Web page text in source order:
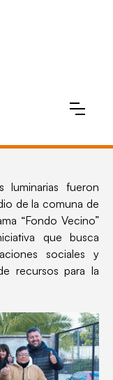
Agrosuper
fueron
de la comuna de
“Fondo Vecino”
que busca
sociales y
recursos para la